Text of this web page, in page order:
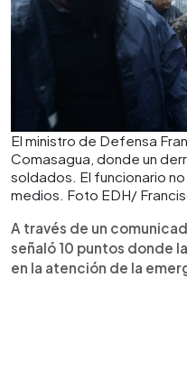
El ministro de Defensa
Comasagua, donde un
soldados. El funcionario
medios. Foto EDH/
A través de un
señaló 10 puntos donde
en la atención de la